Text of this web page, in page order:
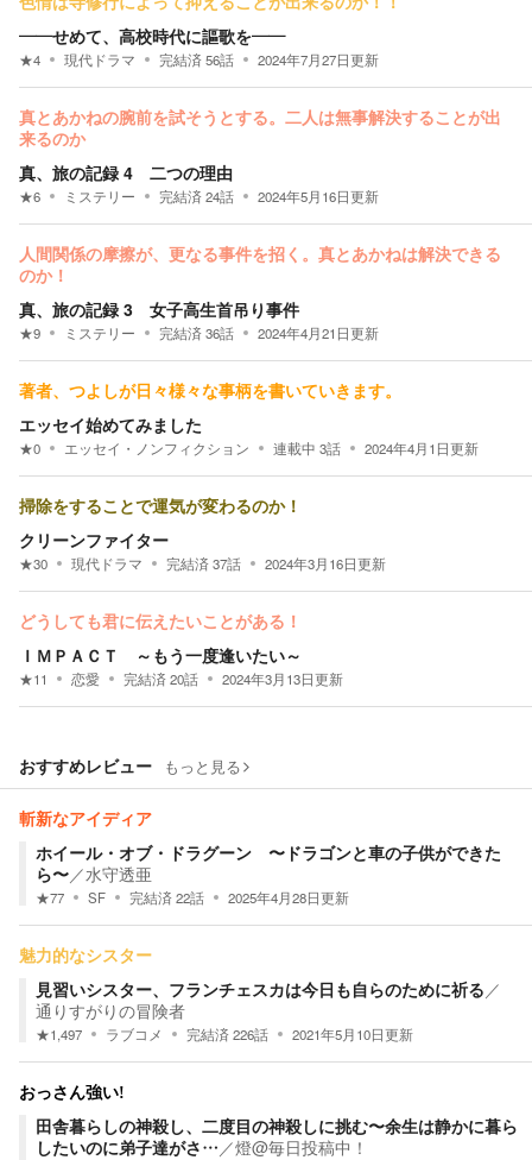
――せめて、高校時代に謳歌を――
★4 現代ドラマ 完結済56話 2024年7月27日更新
真とあかねの腕前を試そうとする。二人は無事解決することが出
来るのか
真、旅の記録 4 二つの理由
★6 ミステリー 完結済24話 2024年5月16日更新
人間関係の摩擦が、更なる事件を招く。真とあかねは解決できる
のか！
真、旅の記録 3 女子高生首吊り事件
★9 ミステリー 完結済36話 2024年4月21日更新
著者、つよしが日々様々な事柄を書いていきます。
エッセイ始めてみました
★0 エッセイ・ノンフィクション 連載中 3話 2024年4月1日更新
掃除をすることで運気が変わるのか！
クリーンファイター
★30 現代ドラマ 完結済37話 2024年3月16日更新
どうしても君に伝えたいことがある！
ＩＭＰＡＣＴ ～もう一度逢いたい～
★11 恋愛 完結済20話 2024年3月13日更新
おすすめレビュー もっと見る
斬新なアイディア
ホイール・オブ・ドラグーン 〜ドラゴンと車の子供ができた
ら〜／水守透亜
★77 SF 完結済22話 2025年4月28日更新
魅力的なシスター
見習いシスター、フランチェスカは今日も自らのために祈る／
通りすがりの冒険者
★1,497 ラブコメ 完結済226話 2021年5月10日更新
おっさん強い!
田舎暮らしの神殺し、二度目の神殺しに挑む〜余生は静かに暮ら
したいのに弟子達がさ…／燈@毎日投稿中！